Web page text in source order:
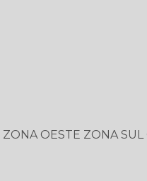
ZONA OESTE ZONA SUL